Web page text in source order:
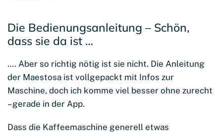
Die Bedienungsanleitung – Schön,
dass sie da ist …
…. Aber so richtig nötig ist sie nicht. Die Anleitung
der Maestosa ist vollgepackt mit Infos zur
Maschine, doch ich komme viel besser ohne zurecht
– gerade in der App.
Dass die Kaffeemaschine generell etwas